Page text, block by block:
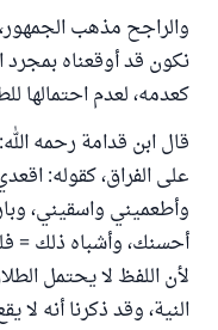
والراجح مذهب الجمهور،
نكون قد أوقعناه بمجرد
كعدمه، لعدم احتمالها
قال ابن قدامة رحمه
على الفراق، كقوله:
وأطعميني واسقيني،
أحسنك، وأشباه ذلك =
لأن اللفظ لا يحتمل
النية، وقد ذكرنا أنه لا